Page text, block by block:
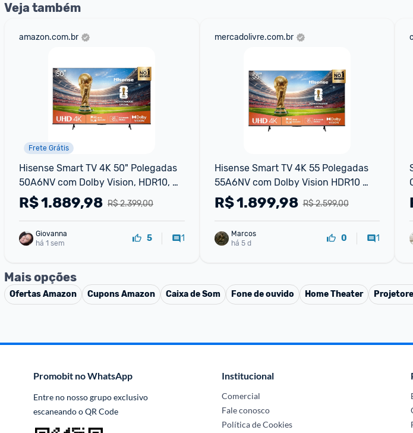
Veja também
amazon.com.br
Frete Grátis
Hisense Smart TV 4K 50" Polegadas
50A6NV com Dolby Vision, HDR10,
HLG, Dolby Gaming, Film Maker, DTS
Virtual X, Compatibilidade Alexa e
Google Home
R$ 2.399,00
R$1.889,98
Giovanna
há 1 sem
5 1
mercadolivre.com.br
Hisense Smart TV 4K 55 Polegadas
55A6NV com Dolby Vision HDR10
HLG Dolby Gaming Film Maker DTS
Virtual X Compatibi
R$ 2.599,00
R$1.899,98
Marcos
há 5 d
0 1
Mais opções
OfertasAmazon CuponsAmazon Caixa de Som Fone de ouvido Home Theater
Promobit no WhatsApp
Entre no nosso grupo exclusivo
escaneando o QR Code
Institucional
Comercial
Fale conosco
Política de Cookies